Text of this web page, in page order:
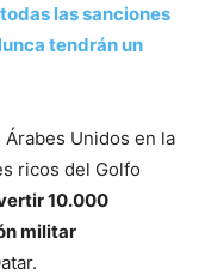
las sanciones
tendrán un
Unidos en la
ricos del Golfo
10.000
militar